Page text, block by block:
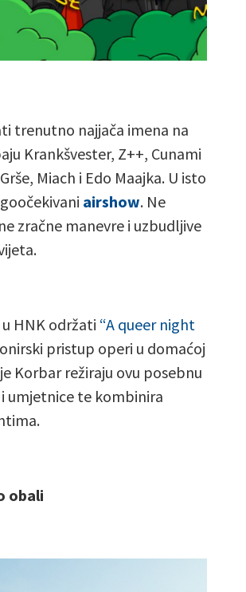
trenutno najjača imena na
Krankšvester, Z++, Cunami
Miach i Edo Maajka. U isto
airshow. Ne
zračne manevre i uzbudljive
HNK održati “A queer night
pristup operi u domaćoj
Korbar režiraju ovu posebnu
umjetnice te kombinira
obali